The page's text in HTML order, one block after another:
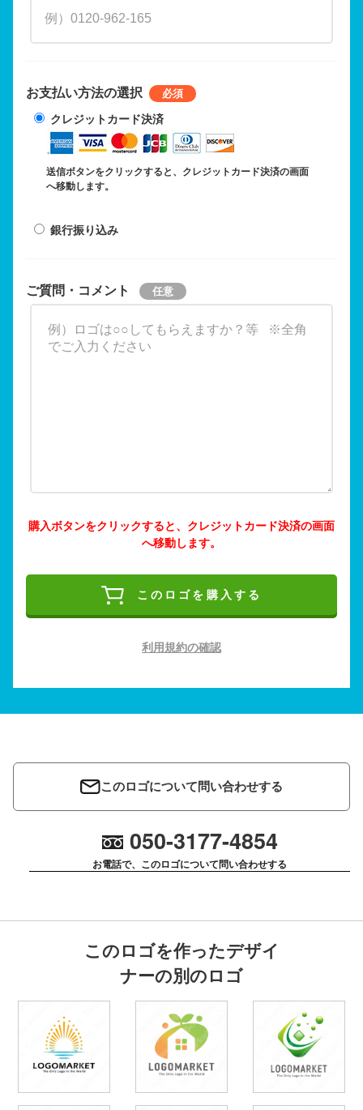
お支払い方法の選択
クレジットカード決済
送信ボタンをクリックすると、クレジットカード決済の画面
へ移動します。
銀行振り込み
ご質問・コメント
購入ボタンをクリックすると、クレジットカード決済の画面
へ移動します。
このロゴを購入する
利用規約の確認
このロゴについて問い合わせする
050-3177-4854
お電話で、このロゴについて問い合わせする
このロゴを作ったデザイ
ナーの別のロゴ